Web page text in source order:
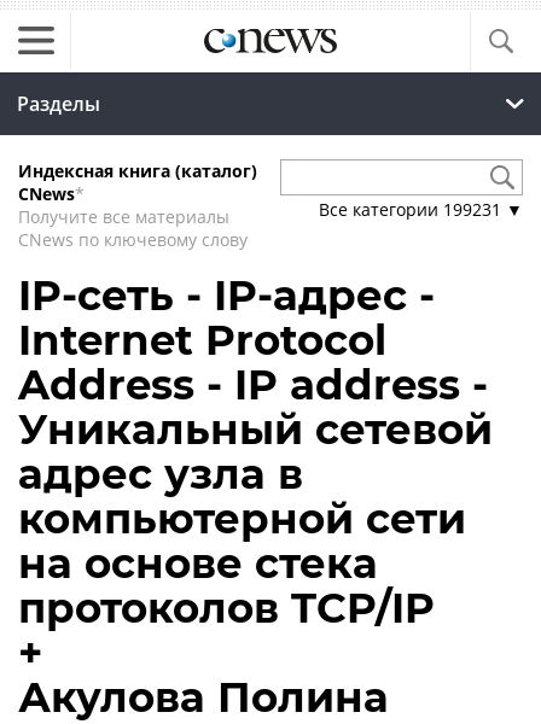
Разделы
Индексная книга (каталог)
CNews*
Получите все материалы
CNews по ключевому слову
Все категории 199231 ▼
IP-сеть - IP-адрес -
Internet Protocol
Address - IP address -
Уникальный сетевой
адрес узла в
компьютерной сети
на основе стека
протоколов TCP/IP
+
Акулова Полина